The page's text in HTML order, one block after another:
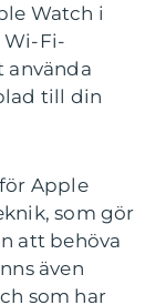
Watch i
Wi-Fi-
till din
Apple
som gör
att behöva
även
som har